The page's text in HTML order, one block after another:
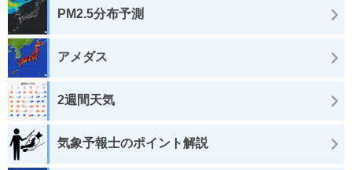
PM2.5分布予測
アメダス
2週間天気
気象予報士のポイント解説